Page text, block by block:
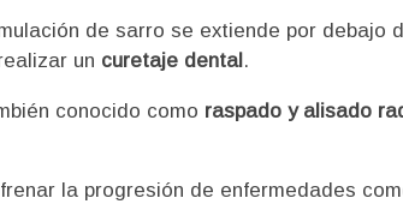
de sarro se extiende por
un curetaje dental.
conocido como raspado y alisado
la progresión de enfermedades